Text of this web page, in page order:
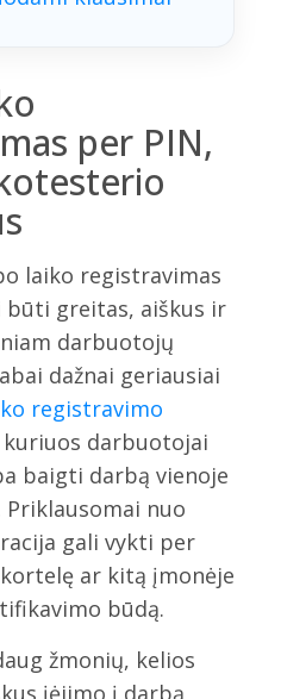
per PIN,
laiko registravimas
būti greitas, aiškus ir
darbuotojų
dažnai geriausiai
registravimo
darbuotojai
baigti darbą vienoje
nuo
gali vykti per
kortelę ar kitą įmonėje
būdą.
žmonių, kelios
įėjimo į darbą